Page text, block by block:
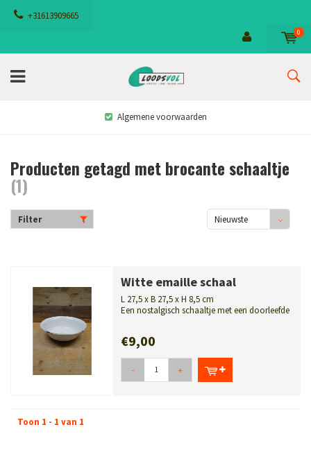
+31613909665
0
Algemene voorwaarden
Producten getagd met brocante schaaltje
(1)
Filter
Nieuwste
Witte emaille schaal
L 27,5 x B 27,5 x H 8,5 cm
Een nostalgisch schaaltje met een doorleefde
€9,00
- +
Toon 1 - 1 van 1